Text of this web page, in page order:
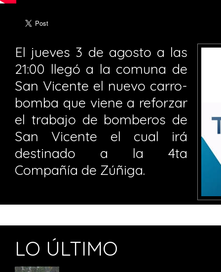
El jueves 3 de agosto a las
21:00 llegó a la comuna de
San Vicente el nuevo carro-
bomba que viene a reforzar
el trabajo de bomberos de
San Vicente el cual irá
destinado a la 4ta
Compañía de Zúñiga.
LO ÚLTIMO